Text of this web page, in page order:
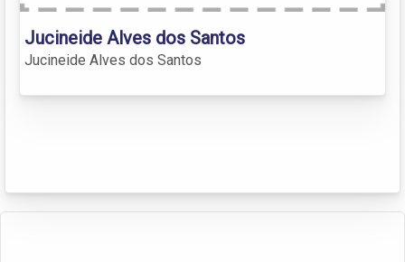
Jucineide Alves dos Santos
Jucineide Alves dos Santos